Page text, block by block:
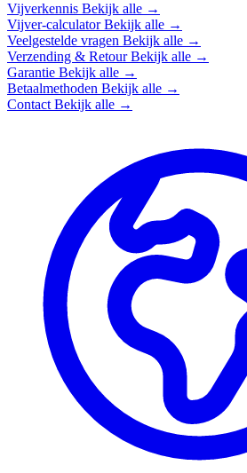
Vijverkennis Bekijk alle →
Vijver-calculatorBekijk alle →
Veelgestelde vragen Bekijk alle →
Verzending & RetourBekijk alle →
Garantie Bekijk alle →
Betaalmethoden Bekijk alle →
Contact Bekijk alle →